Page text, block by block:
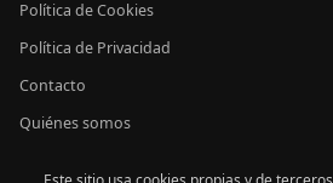
Política de Cookies
Política de Privacidad
Contacto
Quiénes somos